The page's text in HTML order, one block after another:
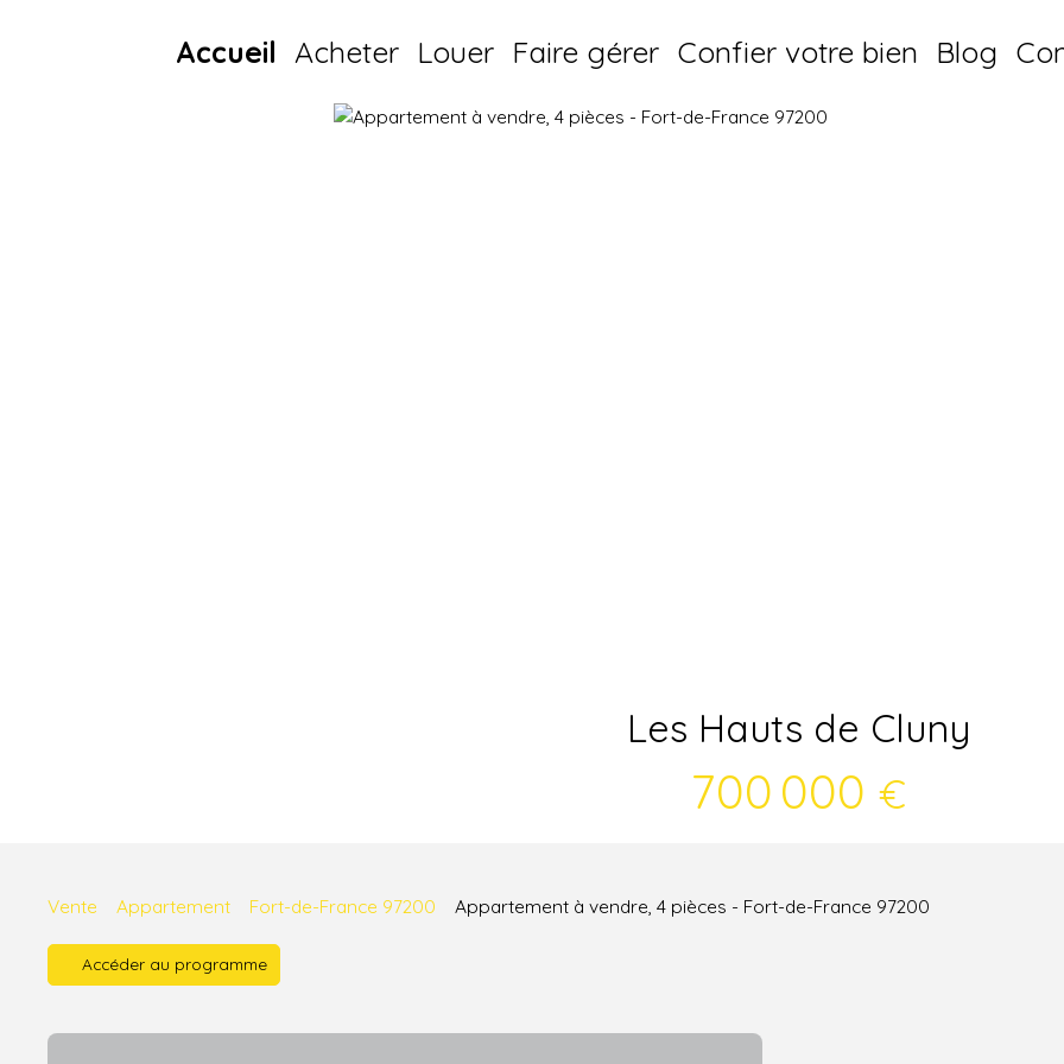
Accueil Acheter Louer Faire gérer Confier votre bien Blog
Les Hauts de Cluny
700 000 €
Vente Appartement Fort-de-France 97200 Appartement à vendre, 4 pièces - Fort-de-France 97200
Accéder au programme